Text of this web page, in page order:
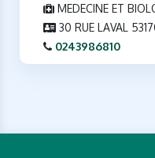
MEDECINE ET
30 RUE LAVAL
0243986810